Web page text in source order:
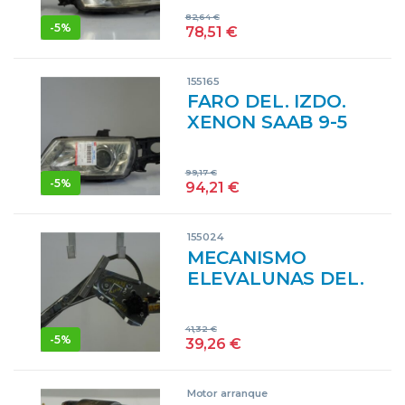
-5%
TURBO B235R
78,51 €
82,64€
-5%
155165
FARO DEL. IZDO.
XENON SAAB 9-5
TURBO B235R
94,21 €
99,17€
-5%
155024
MECANISMO
ELEVALUNAS DEL.
>06.2001) 2.3
39,26 €
41,32€
Motor arranque